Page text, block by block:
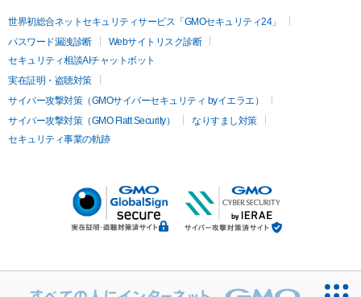
世界初総合ネットセキュリティサービス「GMOセキュリティ24」
パスワード漏洩診断
Webサイトリスク診断
セキュリティ相談AIチャットボット
実在証明・盗聴対策
サイバー攻撃対策（GMOサイバーセキュリティ byイエラエ）
サイバー攻撃対策（GMO Flatt Security）
なりすまし対策
セキュリティ事業の軌跡